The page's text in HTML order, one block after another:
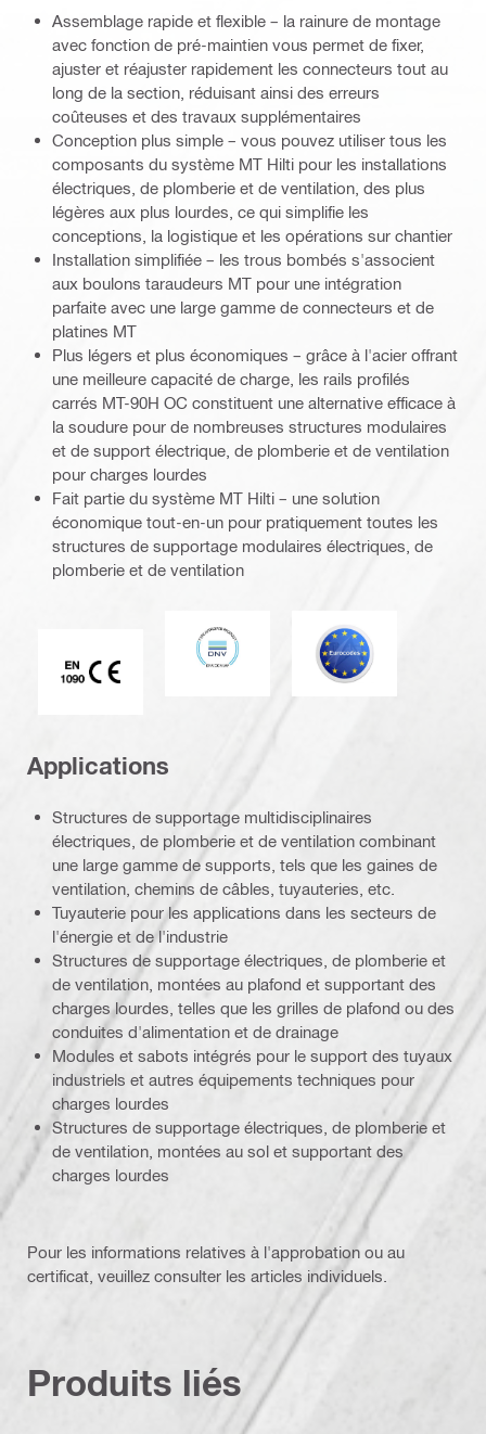
Assemblage rapide et flexible – la rainure de montage
avec fonction de pré-maintien vous permet de fixer,
ajuster et réajuster rapidement les connecteurs tout au
long de la section, réduisant ainsi des erreurs
coûteuses et des travaux supplémentaires
Conception plus simple – vous pouvez utiliser tous les
composants du système MT Hilti pour les installations
électriques, de plomberie et de ventilation, des plus
légères aux plus lourdes, ce qui simplifie les
conceptions, la logistique et les opérations sur chantier
Installation simplifiée – les trous bombés s'associent
aux boulons taraudeurs MT pour une intégration
parfaite avec une large gamme de connecteurs et de
platines MT
Plus légers et plus économiques – grâce à l'acier offrant
une meilleure capacité de charge, les rails profilés
carrés MT-90H OC constituent une alternative efficace à
la soudure pour de nombreuses structures modulaires
et de support électrique, de plomberie et de ventilation
pour charges lourdes
Fait partie du système MT Hilti – une solution
économique tout-en-un pour pratiquement toutes les
structures de supportage modulaires électriques, de
plomberie et de ventilation
Marque CE EN 1090
DNV Eurocode
Applications
Structures de supportage multidisciplinaires
électriques, de plomberie et de ventilation combinant
une large gamme de supports, tels que les gaines de
ventilation, chemins de câbles, tuyauteries, etc.
Tuyauterie pour les applications dans les secteurs de
l'énergie et de l'industrie
Structures de supportage électriques, de plomberie et
de ventilation, montées au plafond et supportant des
charges lourdes, telles que les grilles de plafond ou des
conduites d'alimentation et de drainage
Modules et sabots intégrés pour le support des tuyaux
industriels et autres équipements techniques pour
charges lourdes
Structures de supportage électriques, de plomberie et
de ventilation, montées au sol et supportant des
charges lourdes
Pour les informations relatives à l'approbation ou au
certificat, veuillez consulter les articles individuels.
Produits liés